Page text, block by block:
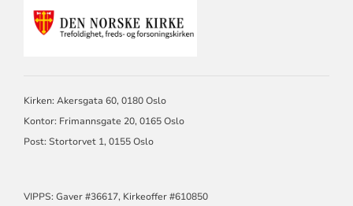
Kirken: Akersgata 60, 0180 Oslo
Kontor: Frimannsgate 20, 0165 Oslo
Post: Stortorvet 1, 0155 Oslo
VIPPS: Gaver #36617, Kirkeoffer #610850